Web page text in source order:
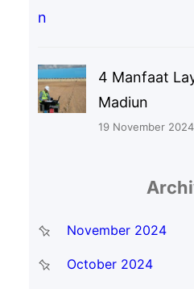
4 Manfaat
Madiun
19 November 2024
November 2024
October 2024